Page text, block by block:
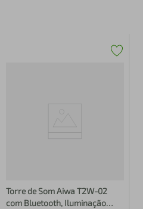
Torre de Som Aiwa T2W-02
com Bluetooth, Iluminação